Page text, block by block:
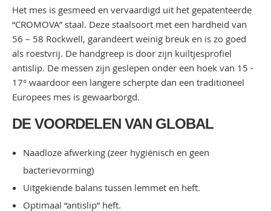
Het mes is gesmeed en vervaardigd uit het gepatenteerde
“CROMOVA” staal. Deze staalsoort met een hardheid van
56 – 58 Rockwell, garandeert weinig breuk en is zo goed
als roestvrij. De handgreep is door zijn kuiltjesprofiel
antislip. De messen zijn geslepen onder een hoek van 15 -
17° waardoor een langere scherpte dan een traditioneel
Europees mes is gewaarborgd.
DE VOORDELEN VAN GLOBAL
Naadloze afwerking (zeer hygiënisch en geen
bacterievorming)
Uitgekiende balans tussen lemmet en heft.
Optimaal “antislip” heft.